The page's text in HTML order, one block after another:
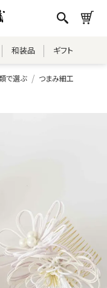
和装品 ギフト
で選ぶ
つまみ細工